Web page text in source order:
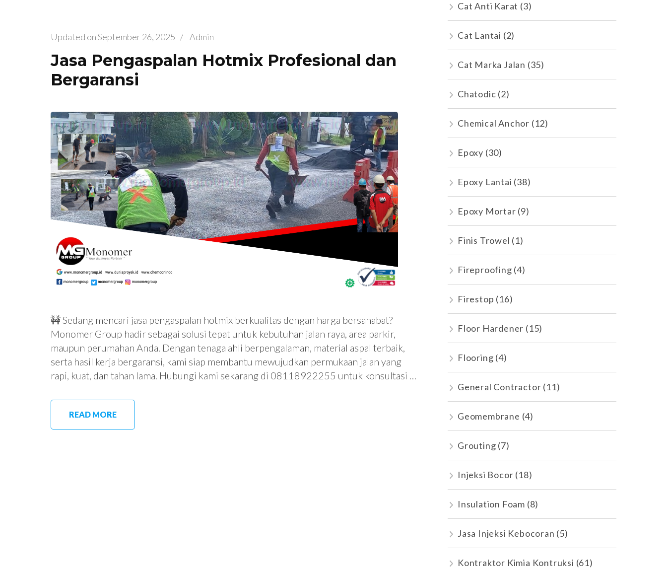
Updated onSeptember 26, 2025 / Admin
Jasa Pengaspalan Hotmix Profesional dan
Bergaransi
🚧 Sedang mencari jasa pengaspalan hotmix berkualitas dengan harga bersahabat?
Monomer Group hadir sebagai solusi tepat untuk kebutuhan jalan raya, area parkir,
maupun perumahan Anda. Dengan tenaga ahli berpengalaman, material aspal terbaik,
serta hasil kerja bergaransi, kami siap membantu mewujudkan permukaan jalan yang
rapi, kuat, dan tahan lama. Hubungi kami sekarang di 08118922255 untuk konsultasi …
READ MORE
Cat Anti Karat (3)
Cat Lantai (2)
Cat Marka Jalan (35)
Chatodic (2)
Chemical Anchor (12)
Epoxy (30)
Epoxy Lantai (38)
Epoxy Mortar (9)
Finis Trowel (1)
Fireproofing (4)
Firestop (16)
Floor Hardener (15)
Flooring (4)
General Contractor (11)
Geomembrane (4)
Grouting (7)
Injeksi Bocor (18)
Insulation Foam (8)
Jasa Injeksi Kebocoran (5)
Kontraktor Kimia Kontruksi (61)